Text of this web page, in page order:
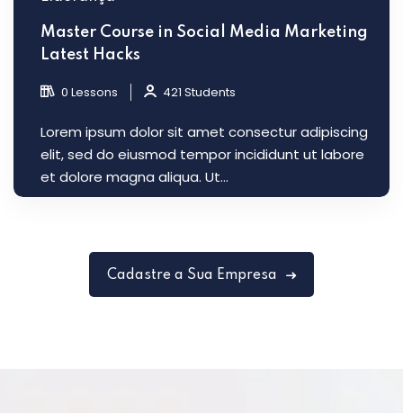
Master Course in Social Media Marketing
Latest Hacks
0 Lessons 421 Students
Lorem ipsum dolor sit amet consectur adipiscing
elit, sed do eiusmod tempor incididunt ut labore
et dolore magna aliqua. Ut...
Cadastre a Sua Empresa